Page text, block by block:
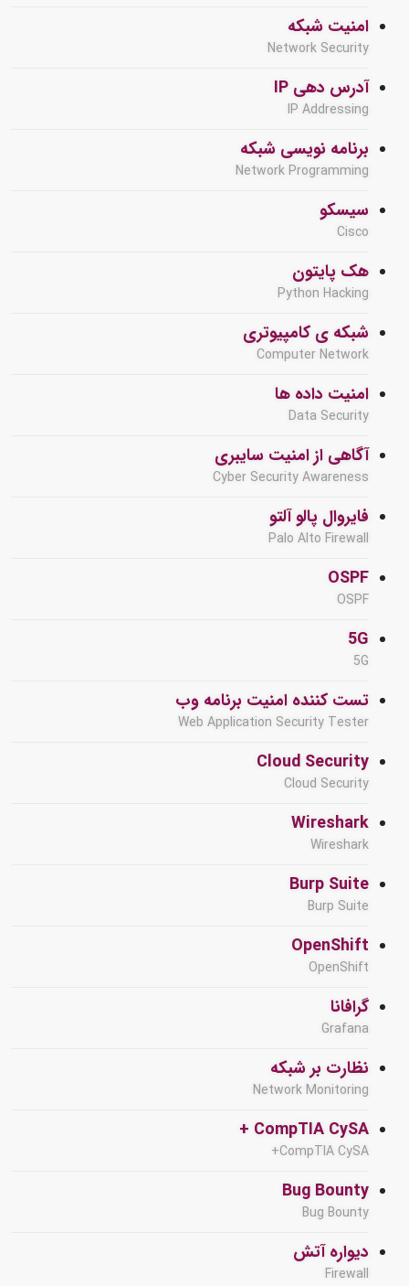
امنیت شبکه
Network Security
آدرس دهی IP
IP Addressing
برنامه نویسی شبکه
Network Programming
سیسکو
Cisco
هک پایتون
Python Hacking
شبکه ی کامپیوتری
Computer Network
امنیت داده ها
Data Security
آگاهی از امنیت سایبری
Cyber Security Awareness
فایروال پالو آلتو
Palo Alto Firewall
OSPF
OSPF
5G
5G
تست کننده امنیت برنامه وب
Web Application Security Tester
Cloud Security
Cloud Security
Wireshark
Wireshark
Burp Suite
Burp Suite
OpenShift
OpenShift
گرافانا
Grafana
نظارت بر شبکه
Network Monitoring
CompTIA CySA +
CompTIA CySA+
Bug Bounty
Bug Bounty
دیواره آتش
Firewall